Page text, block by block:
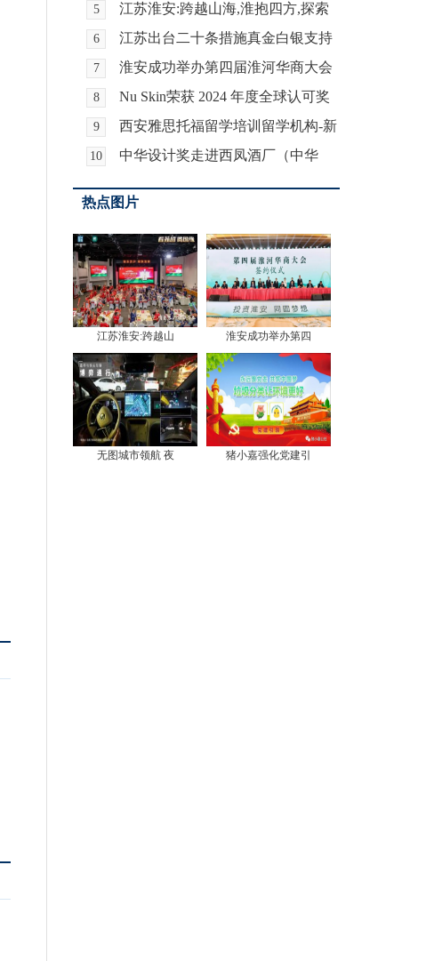
畅享极致游戏新
5
江苏淮安:跨越山海,淮抱四方,探索
区域协同发展新
6
江苏出台二十条措施真金白银支持
实体经济
7
淮安成功举办第四届淮河华商大会
211个签约项目 总
8 Nu Skin荣获 2024 年度全球认可奖
9
西安雅思托福留学培训留学机构-新
航道西安学校
10
中华设计奖走进西凤酒厂（中华
行）宝鸡站成功举办
热点图片
江苏淮安:跨越山 淮安成功举办第四
无图城市领航 夜 猪小嘉强化党建引